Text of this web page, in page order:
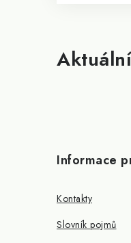
Informace
Kontakty
Slovník pojmů